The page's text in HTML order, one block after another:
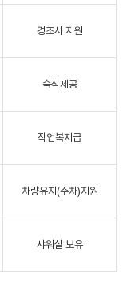
경조사 지원
숙식제공
작업복지급
차량유지(주차)지원
샤워실 보유